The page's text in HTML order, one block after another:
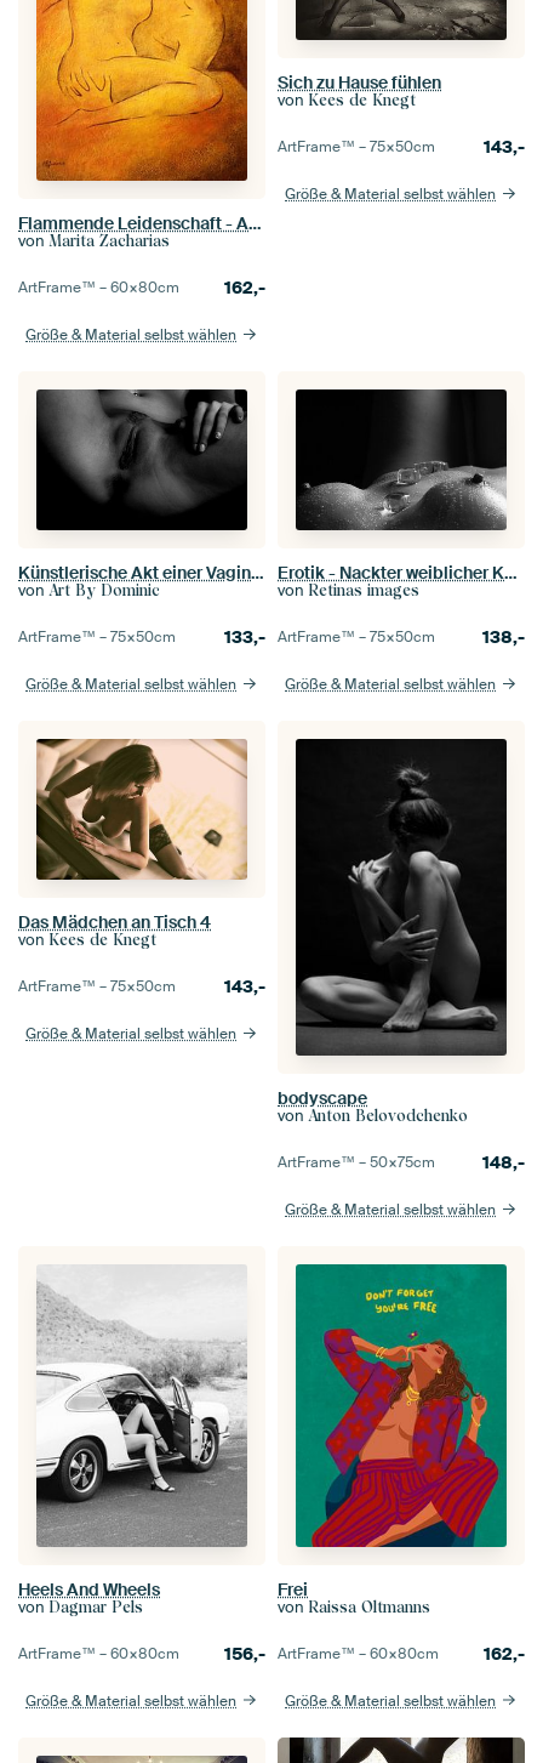
Flammende Leidenschaft - Aktmalerei Liebespaare
von Marita Zacharias
ArtFrame™ –60×80cm 162,-
Größe & Material selbst wählen
Sich zu Hause fühlen
von Kees de Knegt
ArtFrame™ –75×50cm 143,-
Größe & Material selbst wählen
Künstlerische Akt einer Vagina in Low Key Schwarz und Weiß
von Art By Dominic
ArtFrame™ –75×50cm 133,-
Größe & Material selbst wählen
Erotik - Nackter weiblicher Körper, bedeckt mit Wasser und Eiswürfeln
von Retinas images
ArtFrame™ –75×50cm 138,-
Größe & Material selbst wählen
Das Mädchen an Tisch 4
von Kees de Knegt
ArtFrame™ –75×50cm 143,-
Größe & Material selbst wählen
bodyscape
von Anton Belovodchenko
ArtFrame™ –50×75cm 148,-
Größe & Material selbst wählen
Heels And Wheels
von Dagmar Pels
ArtFrame™ –60×80cm 156,-
Größe & Material selbst wählen
Frei
von Raissa Oltmanns
ArtFrame™ –60×80cm 162,-
Größe & Material selbst wählen